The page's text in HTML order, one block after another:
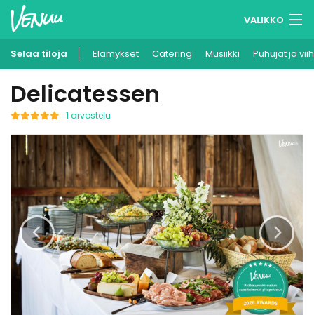
VALIKKO
Muistilistasi
Ilmoita kohteesi
Selaa tiloja Elämykset Catering Musiikki Puhujat ja
Delicatessen
1 arvostelu